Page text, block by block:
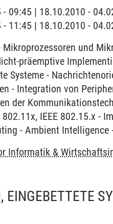
09:45 | 18.10.2010 -
11:45 | 18.10.2010 -
Mikroprozessoren und
präemptive
Systeme -
- Integration von
der
IEEE 802.15.x -
- Ambient Intelligence
Informatik &
EINGEBETTETE